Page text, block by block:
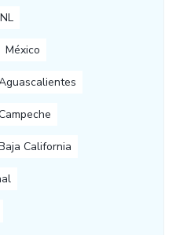
México
California